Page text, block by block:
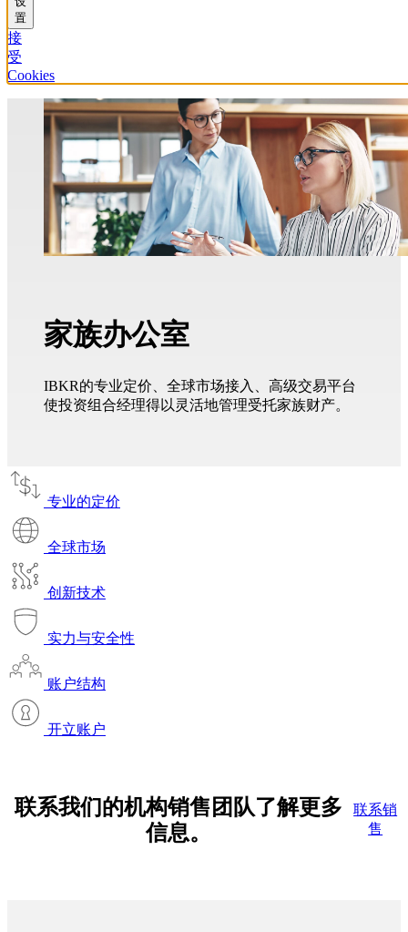
置
接
受
Cookies
家族办公室
IBKR的专业定价、全球市场接入、高级交易平台
使投资组合经理得以灵活地管理受托家族财产。
专业的定价
全球市场
创新技术
实力与安全性
账户结构
开立账户
联系我们的机构销售团队了解更多
信息。
联系销
售